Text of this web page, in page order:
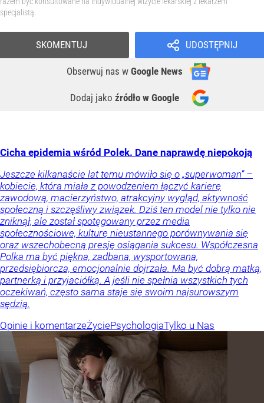
specjalistą.
UDOSTĘPNIJ
Obserwuj nas w Google News
Dodaj jako źródło w Google
SKOMENTUJ
Cicha epidemia wśród Polek. Dane naprawdę niepokoją
Jeszcze kilkanaście lat temu mówiło się o „superwoman” –
kobiecie, która miała z powodzeniem łączyć karierę
zawodową, macierzyństwo, atrakcyjny wygląd, aktywność
społeczną i szczęśliwy związek. Dziś ten model nie tylko nie
zniknął, ale został spotęgowany przez media
społecznościowe, kulturę nieustannego porównywania się
oraz wszechobecną presję osiągania sukcesu. Współczesna
Polka ma być piękna, zadbana, wysportowana,
przedsiębiorcza, emocjonalnie dojrzała. Ma być dobrą matką,
partnerką i przyjaciółką. A jeśli nie spełnia wszystkich tych
oczekiwań, często sama staje się swoim najsurowszym
sędzią.
Opinie i komentarzeŻyciePsychologiaTylko u Nas